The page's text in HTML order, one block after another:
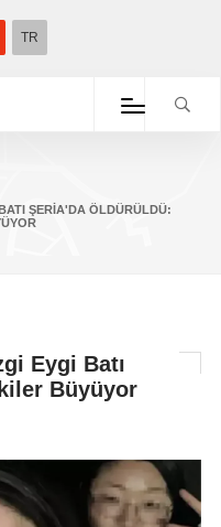
TR
ŞERIA'DA ÖLDÜRÜLDÜ:
Eygi Batı
Büyüyor